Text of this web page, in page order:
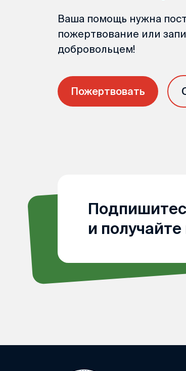
Ваша помощь нужна
пожертвование или
добровольцем!
Пожертвовать
и